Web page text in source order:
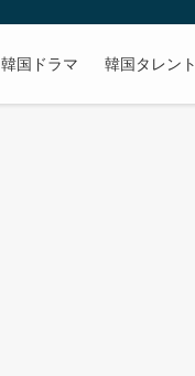
韓国ドラマ 韓国タレント